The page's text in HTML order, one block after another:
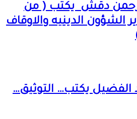
دقش يكتب ( من
الشؤون الدينيه والاوقاف
الفضيل يكتب… التوثيق…